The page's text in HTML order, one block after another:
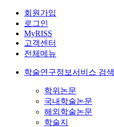
회원가입
로그인
MyRISS
고객센터
전체메뉴
학술연구정보서비스 검색
학위논문
국내학술논문
해외학술논문
학술지